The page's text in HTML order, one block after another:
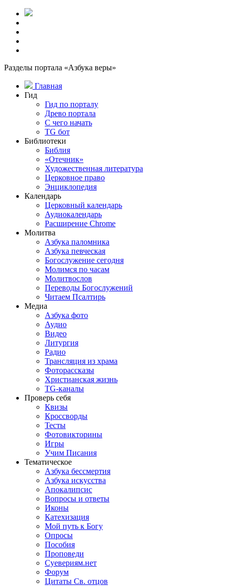
Разделы портала «Азбука веры»
Главная
Гид
Гид по порталу
Древо портала
С чего начать
TG бот
Библиотеки
Библия
«Отечник»
Художественная литература
Церковное право
Энциклопедия
Календарь
Церковный календарь
Аудиокалендарь
Расширение Chrome
Молитва
Азбука паломника
Азбука певческая
Богослужение сегодня
Молимся по часам
Молитвослов
Переводы Богослужений
Читаем Псалтирь
Медиа
Азбука фото
Аудио
Видео
Литургия
Радио
Трансляция из храма
Фоторассказы
Христианская жизнь
TG-каналы
Проверь себя
Квизы
Кроссворды
Тесты
Фотовикторины
Игры
Учим Писания
Тематическое
Азбука бессмертия
Азбука искусства
Апокалипсис
Вопросы и ответы
Иконы
Катехизация
Мой путь к Богу
Опросы
Пособия
Проповеди
Суевериям.нет
Форум
Цитаты Св. отцов